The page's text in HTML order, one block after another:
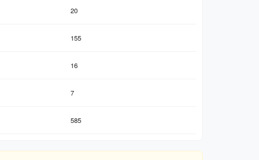
20
155
16
7
585